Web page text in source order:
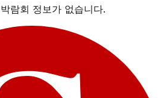
람회 정보가 없습니다.